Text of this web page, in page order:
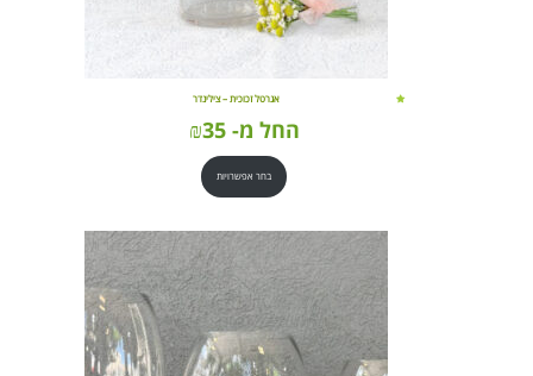
אגרטל זכוכית – צילינדר
החל מ- ₪35
בחר אפשרויות